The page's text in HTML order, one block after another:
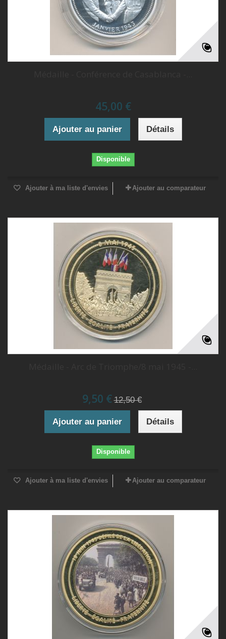
45,00 €
Ajouter au panier Détails
Disponible
Ajouter à ma liste d'envies Ajouter au comparateur
9,50 € 12,50 €
Ajouter au panier Détails
Disponible
Ajouter à ma liste d'envies Ajouter au comparateur